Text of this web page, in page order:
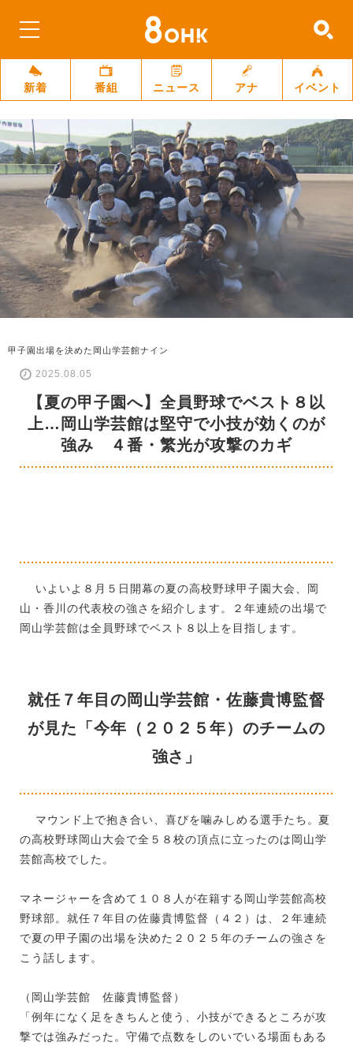
新着 番組 ニュース アナ イベント
甲子園出場を決めた岡山学芸館ナイン
2025.08.05
【夏の甲子園へ】全員野球でベスト８以
上…岡山学芸館は堅守で小技が効くのが
強み ４番・繁光が攻撃のカギ
いよいよ８月５日開幕の夏の高校野球甲子園大会、岡
山・香川の代表校の強さを紹介します。２年連続の出場で
岡山学芸館は全員野球でベスト８以上を目指します。
就任７年目の岡山学芸館・佐藤貴博監督
が見た「今年（２０２５年）のチームの
強さ」
マウンド上で抱き合い、喜びを噛みしめる選手たち。夏
の高校野球岡山大会で全５８校の頂点に立ったのは岡山学
芸館高校でした。
マネージャーを含めて１０８人が在籍する岡山学芸館高校
野球部。就任７年目の佐藤貴博監督（４２）は、２年連続
で夏の甲子園の出場を決めた２０２５年のチームの強さを
こう話します。
（岡山学芸館 佐藤貴博監督）
「例年になく足をきちんと使う、小技ができるところが攻
撃では強みだった。守備で点数をしのいでいる場面もある